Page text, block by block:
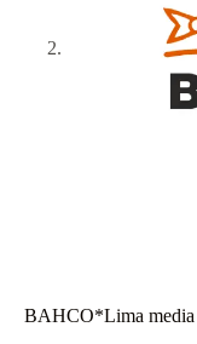
BAHCO*Lima media